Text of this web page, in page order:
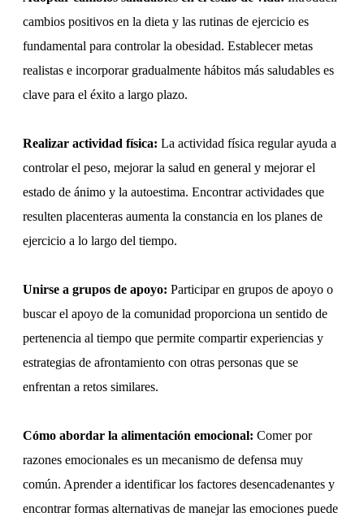
cambios positivos en la dieta y las rutinas de ejercicio es
fundamental para controlar la obesidad. Establecer metas
realistas e incorporar gradualmente hábitos más saludables es
clave para el éxito a largo plazo.
Realizar actividad física: La actividad física regular ayuda a
controlar el peso, mejorar la salud en general y mejorar el
estado de ánimo y la autoestima. Encontrar actividades que
resulten placenteras aumenta la constancia en los planes de
ejercicio a lo largo del tiempo.
Unirse a grupos de apoyo: Participar en grupos de apoyo o
buscar el apoyo de la comunidad proporciona un sentido de
pertenencia al tiempo que permite compartir experiencias y
estrategias de afrontamiento con otras personas que se
enfrentan a retos similares.
Cómo abordar la alimentación emocional: Comer por
razones emocionales es un mecanismo de defensa muy
común. Aprender a identificar los factores desencadenantes y
encontrar formas alternativas de manejar las emociones puede